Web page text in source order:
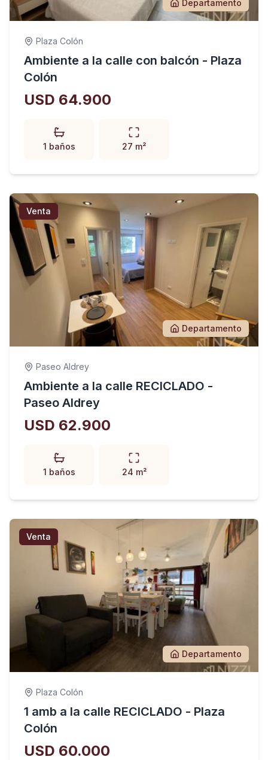
Departamento
Plaza Colón
Ambiente a la calle con balcón - Plaza
Colón
USD 64.900
1 baños 27 m²
Venta
Departamento
Paseo Aldrey
Ambiente a la calle RECICLADO -
Paseo Aldrey
USD 62.900
1 baños 24 m²
Venta
Departamento
Plaza Colón
1 amb a la calle RECICLADO - Plaza
Colón
USD 60.000